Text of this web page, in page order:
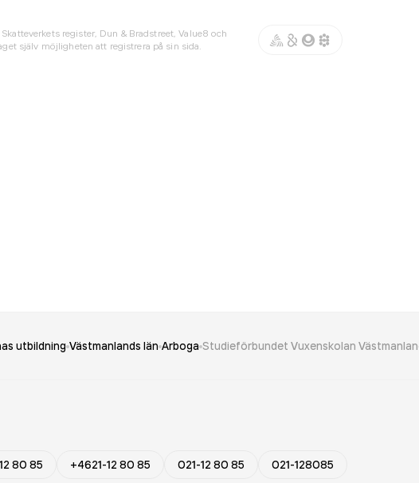
register, Dun & Bradstreet, Value8 och
själv möjligheten att registrera på sin sida.
utbildning Västmanlands län Arboga Studieförbundet Vuxenskolan
80 85 +4621-12 80 85 021-12 80 85 021-128085